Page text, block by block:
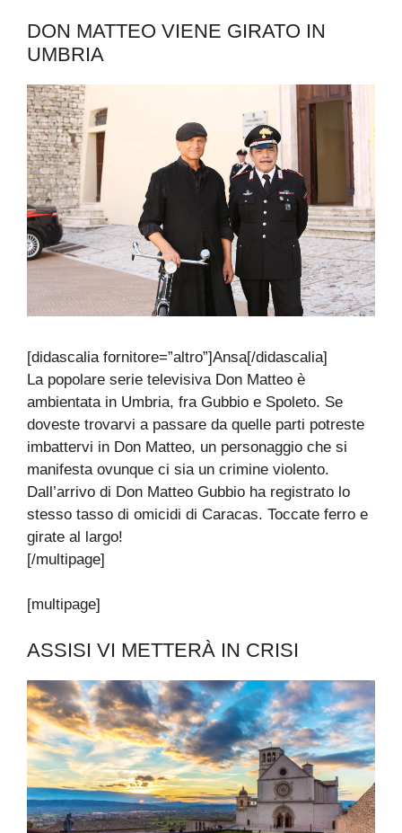
DON MATTEO VIENE GIRATO IN
UMBRIA
[didascalia fornitore=”altro”]Ansa[/didascalia]
La popolare serie televisiva Don Matteo è
ambientata in Umbria, fra Gubbio e Spoleto. Se
doveste trovarvi a passare da quelle parti potreste
imbattervi in Don Matteo, un personaggio che si
manifesta ovunque ci sia un crimine violento.
Dall’arrivo di Don Matteo Gubbio ha registrato lo
stesso tasso di omicidi di Caracas. Toccate ferro e
girate al largo!
[/multipage]
[multipage]
ASSISI VI METTERÀ IN CRISI